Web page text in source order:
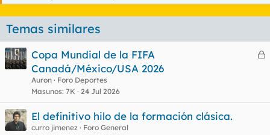
Temas similares
C
a
Copa Mundial de la FIFA
Canadá/México/USA 2026
Auron
Foro Deportes
Masunos 7K 24 Jul 2026
El definitivo hilo de la formación clásica.
curro jimenez
Foro General